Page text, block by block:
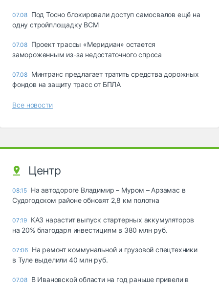
07.08 Под Тосно блокировали доступ самосвалов ещё на
одну стройплощадку ВСМ
07.08 Проект трассы «Меридиан» остается
замороженным из-за недостаточного спроса
07.08 Минтранс предлагает тратить средства дорожных
фондов на защиту трасс от БПЛА
Все новости
Центр
08:15 На автодороге Владимир – Муром – Арзамас в
Судогодском районе обновят 2,8 км полотна
07:19 КАЗ нарастит выпуск стартерных аккумуляторов
на 20% благодаря инвестициям в 380 млн руб.
07:06 На ремонт коммунальной и грузовой спецтехники
в Туле выделили 40 млн руб.
07.08 В Ивановской области на год раньше привели в